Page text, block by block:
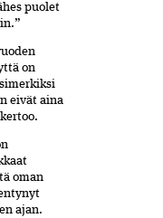
puolet
on
eivät aina
oman
ajan.